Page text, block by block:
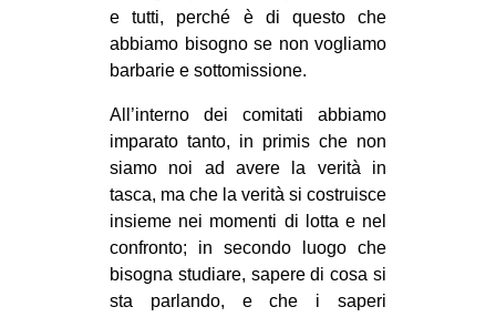
e tutti, perché è di questo che
abbiamo bisogno se non vogliamo
barbarie e sottomissione.
All’interno dei comitati abbiamo
imparato tanto, in primis che non
siamo noi ad avere la verità in
tasca, ma che la verità si costruisce
insieme nei momenti di lotta e nel
confronto; in secondo luogo che
bisogna studiare, sapere di cosa si
sta parlando, e che i saperi